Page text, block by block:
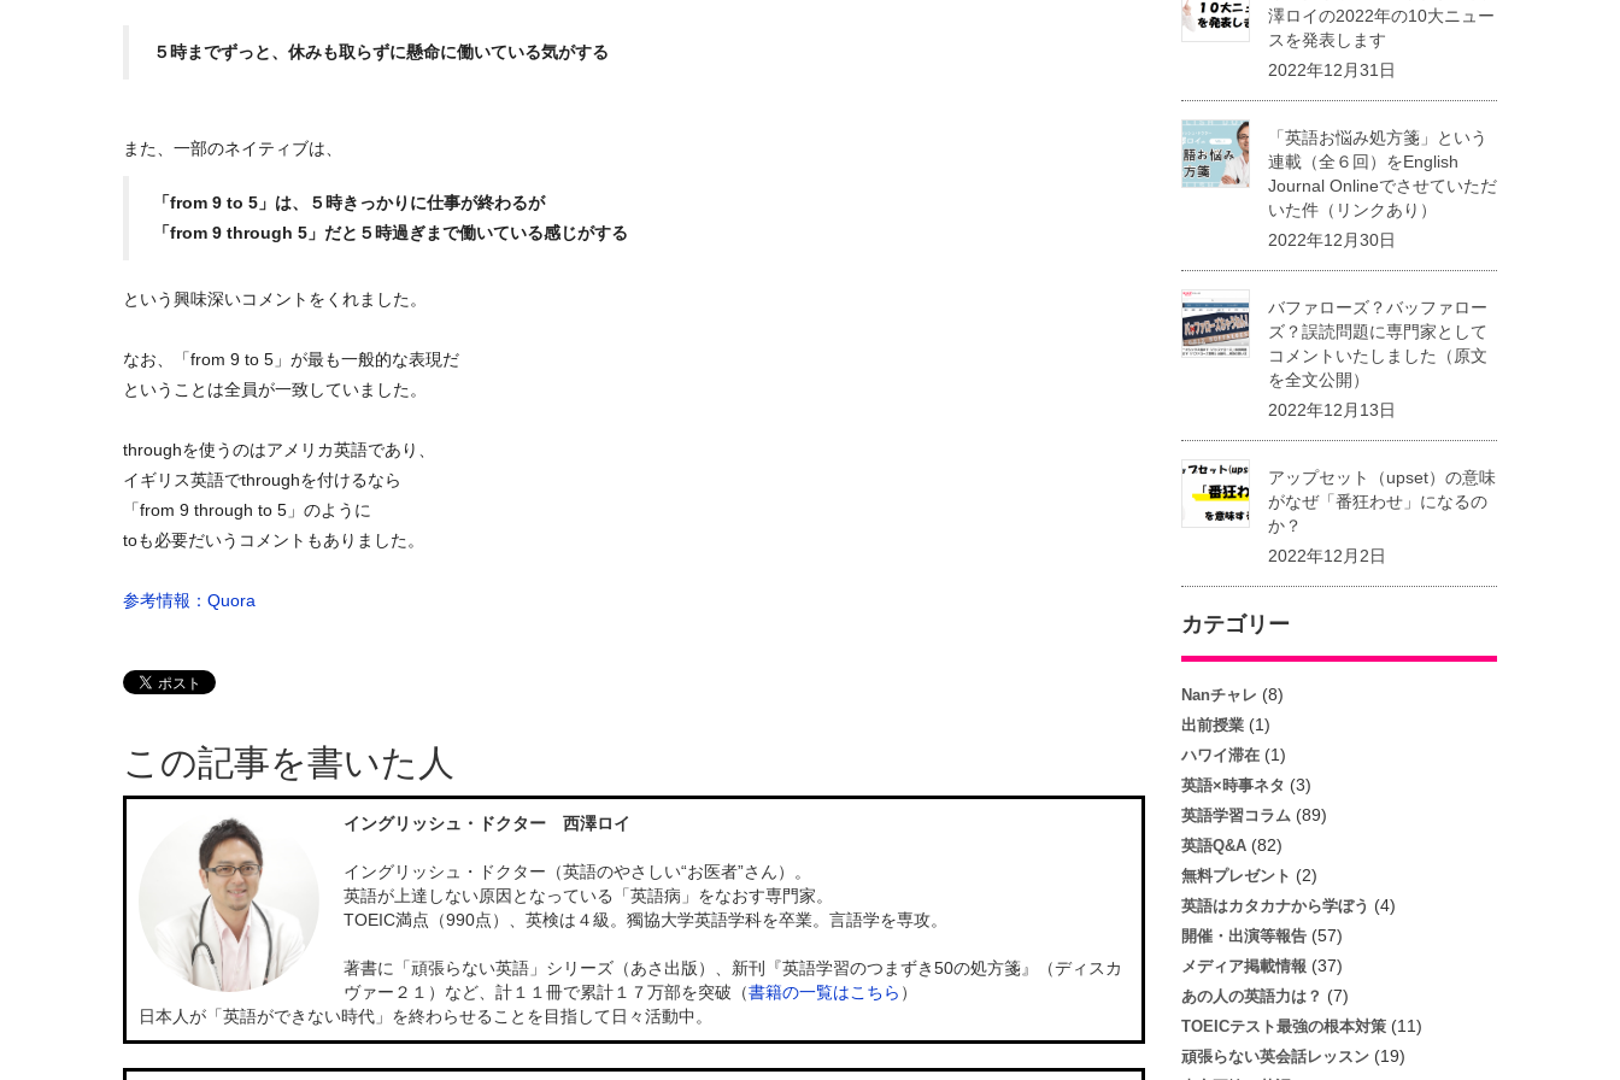
５時までずっと、休みも取らずに懸命に働いている気がする
また、一部のネイティブは、
「from 9 to 5」は、５時きっかりに仕事が終わるが
「from 9 through 5」だと５時過ぎまで働いている感じがする
という興味深いコメントをくれました。
なお、「from 9 to 5」が最も一般的な表現だ
ということは全員が一致していました。
throughを使うのはアメリカ英語であり、
イギリス英語でthroughを付けるなら
「from 9 through to 5」のように
toも必要だいうコメントもありました。
参考情報：Quora
この記事を書いた人
イングリッシュ・ドクター 西澤ロイ
イングリッシュ・ドクター（英語のやさしい“お医者”さん）。
英語が上達しない原因となっている「英語病」をなおす専門家。
TOEIC満点（990点）、英検は４級。獨協大学英語学科を卒業。言語学を専攻。
著書に「頑張らない英語」シリーズ（あさ出版）、新刊『英語学習のつまずき50の処方箋』（ディスカ
ヴァー２１）など、計１１冊で累計１７万部を突破（書籍の一覧はこちら ）
日本人が「英語ができない時代」を終わらせることを目指して日々活動中。
澤ロイの2022年の10大ニュー
スを発表します
2022年12月31日
「英語お悩み処方箋」という
連載（全６回）をEnglish
Journal Onlineでさせていただ
いた件（リンクあり）
2022年12月30日
バファローズ？バッファロー
ズ？誤読問題に専門家として
コメントいたしました（原文
を全文公開）
2022年12月13日
アップセット（upset）の意味
がなぜ「番狂わせ」になるの
か？
2022年12月2日
カテゴリー
Nanチャレ (8)
出前授業(1)
ハワイ滞在(1)
英語×時事ネタ (3)
英語学習コラム(89)
英語Q&A(82)
無料プレゼント (2)
英語はカタカナから学ぼう (4)
開催・出演等報告(57)
メディア掲載情報 (37)
あの人の英語力は？ (7)
TOEICテスト最強の根本対策(11)
頑張らない英会話レッスン(19)